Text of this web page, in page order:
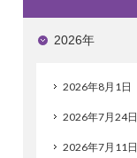
2026年
2026年8月1日
2026年7月24日
2026年7月11日